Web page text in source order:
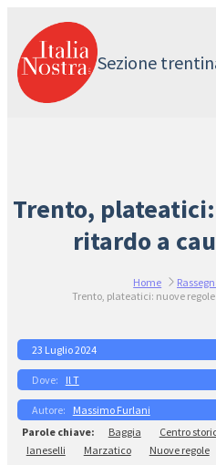
contenuto
Sezione
Trento,
ritardo a
Home
Trento, plateatici: nuove
23 Luglio 2024
Il T
Massimo Furlani
Baggia
Centro
Ianeselli
Marzatico Nuove regole